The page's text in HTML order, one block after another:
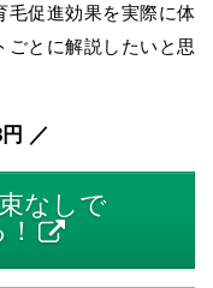
毛促進効果を実際に体
ごとに解説したいと思
／
なしで